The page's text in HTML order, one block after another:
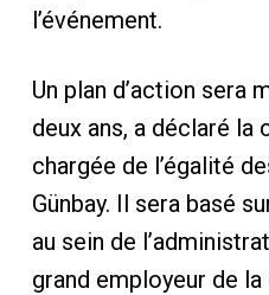
l’événement.
Un plan d’action sera
deux ans, a déclaré
chargée de l’égalité
Günbay. Il sera basé
au sein de
grand employeur de